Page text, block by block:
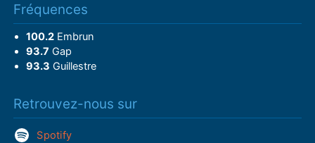
Fréquences
100.2Embrun
93.7 Gap
93.3 Guillestre
Retrouvez-nous sur
Spotify